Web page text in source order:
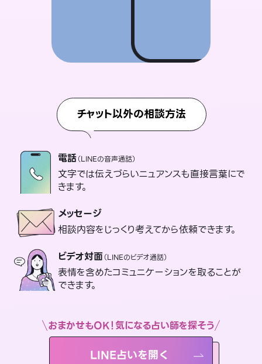
チャット以外の相談方法
電話（LINEの音声通話）
文字では伝えづらいニュアンスも直接言葉にで
きます。
メッセージ
相談内容をじっくり考えてから依頼できます。
ビデオ対面（LINEのビデオ通話）
表情を含めたコミュニケーションを取ることが
できます。
おまかせもOK！気になる占い師を探そう
LINE占いを開く